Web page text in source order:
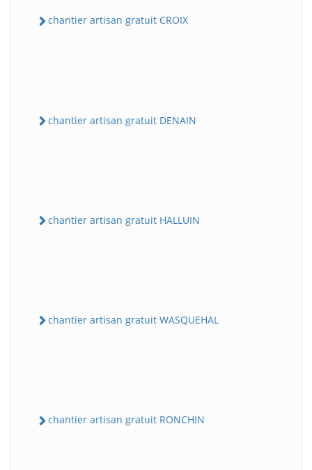
chantier artisan gratuit CROIX
chantier artisan gratuit DENAIN
chantier artisan gratuit HALLUIN
chantier artisan gratuit WASQUEHAL
chantier artisan gratuit RONCHIN